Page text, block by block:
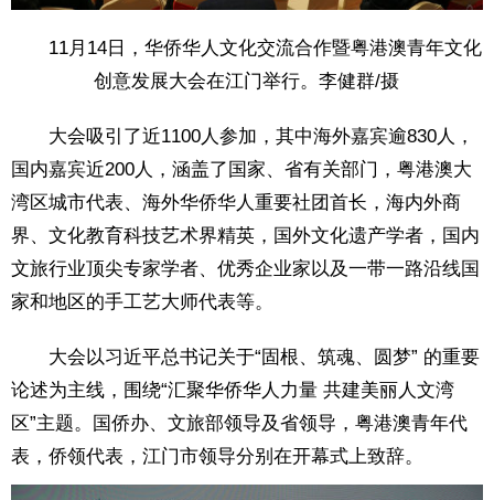
11月14日，华侨华人文化交流合作暨粤港澳青年文化
创意发展大会在江门举行。李健群/摄
大会吸引了近1100人参加，其中海外嘉宾逾830人，
国内嘉宾近200人，涵盖了国家、省有关部门，粤港澳大
湾区城市代表、海外华侨华人重要社团首长，海内外商
界、文化教育科技艺术界精英，国外文化遗产学者，国内
文旅行业顶尖专家学者、优秀企业家以及一带一路沿线国
家和地区的手工艺大师代表等。
大会以习近平总书记关于“固根、筑魂、圆梦” 的重要
论述为主线，围绕“汇聚华侨华人力量 共建美丽人文湾
区”主题。国侨办、文旅部领导及省领导，粤港澳青年代
表，侨领代表，江门市领导分别在开幕式上致辞。